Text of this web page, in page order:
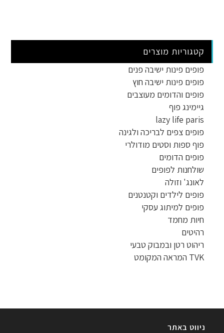
קטגוריות מוצרים
פופים פינות ישיבה פנים
פופים פינות ישיבה חוץ
פופים והדומים מעוצבים
גיימינג פוף
lazy life paris
פופים צפים לבריכה ולגינה
פוף ספות וסטים מודולרי
פופים הדומים
שולחנות לפופים
לאונג' וזולה
פופים לילדים וקטנטנים
פופים למיתוג עסקי
חיות מחמד
רהיטים
ריהוט רטן ובמבוק טבעי
TVK המראה המקומט
ניווט באתר